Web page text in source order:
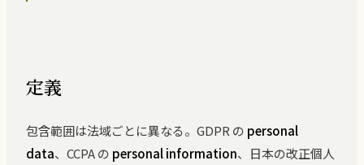
定義
包含範囲は法域ごとに異なる。GDPR の personal
data、CCPA の personal information、日本の改正個人